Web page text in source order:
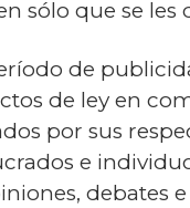
sólo que se les
de
de ley en
por sus
e
debates